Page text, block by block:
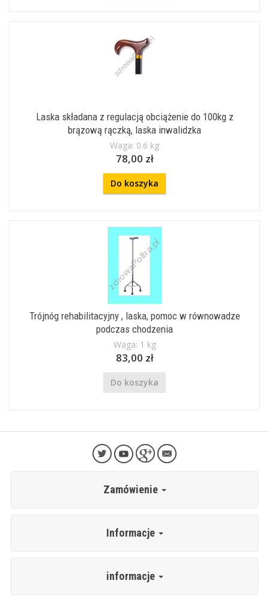
Laska składana z regulacją obciążenie do 100kg z
brązową rączką, laska inwalidzka
Waga: 0.6 kg
78,00 zł
Do koszyka
Trójnóg rehabilitacyjny , laska, pomoc w równowadze
podczas chodzenia
Waga: 1 kg
83,00 zł
Do koszyka
Zamówienie
Informacje
informacje